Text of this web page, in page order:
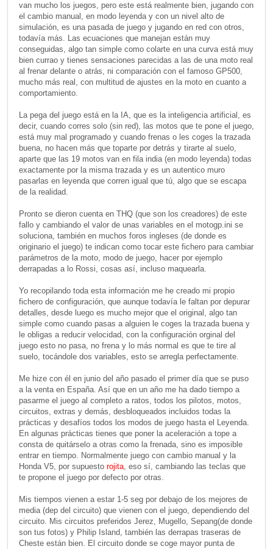
van mucho los juegos, pero este está realmente bien, jugando con
el cambio manual, en modo leyenda y con un nivel alto de
simulación, es una pasada de juego y jugando en red con otros,
todavía más. Las ecuaciones que manejan están muy
conseguidas, algo tan simple como colarte en una curva está muy
bien currao y tienes sensaciones parecidas a las de una moto real
al frenar delante o atrás, ni comparación con el famoso GP500,
mucho más real, con multitud de ajustes en la moto en cuanto a
comportamiento.
La pega del juego está en la IA, que es la inteligencia artificial, es
decir, cuando corres solo (sin red), las motos que te pone el juego,
está muy mal programado y cuando frenas o les coges la trazada
buena, no hacen más que toparte por detrás y tirarte al suelo,
aparte que las 19 motos van en fila india (en modo leyenda) todas
exactamente por la misma trazada y es un autentico muro
pasarlas en leyenda que corren igual que tú, algo que se escapa
de la realidad.
Pronto se dieron cuenta en THQ (que son los creadores) de este
fallo y cambiando el valor de unas variables en el motogp.ini se
soluciona, también en muchos foros ingleses (de donde es
originario el juego) te indican como tocar este fichero para cambiar
parámetros de la moto, modo de juego, hacer por ejemplo
derrapadas a lo Rossi, cosas así, incluso maquearla.
Yo recopilando toda esta información me he creado mi propio
fichero de configuración, que aunque todavía le faltan por depurar
detalles, desde luego es mucho mejor que el original, algo tan
simple como cuando pasas a alguien le coges la trazada buena y
le obligas a reducir velocidad, con la configuración orginal del
juego esto no pasa, no frena y lo más normal es que te tire al
suelo, tocándole dos variables, esto se arregla perfectamente.
Me hize con él en junio del año pasado el primer día que se puso
a la venta en España. Así que en un año me ha dado tiempo a
pasarme el juego al completo a ratos, todos los pilotos, motos,
circuitos, extras y demás, desbloqueados incluidos todas la
prácticas y desafíos todos los modos de juego hasta el Leyenda.
En algunas prácticas tienes que poner la aceleración a tope a
consta de quitárselo a otras como la frenada, sino es imposible
entrar en tiempo. Normalmente juego con cambio manual y la
Honda V5, por supuesto rojita, eso sí, cambiando las teclas que
te propone el juego por defecto por otras.
Mis tiempos vienen a estar 1-5 seg por debajo de los mejores de
media (dep del circuito) que vienen con el juego, dependiendo del
circuito. Mis circuitos preferidos Jerez, Mugello, Sepang(de donde
son tus fotos) y Philip Island, también las derrapas traseras de
Cheste están bien. El circuito donde se coge mayor punta de